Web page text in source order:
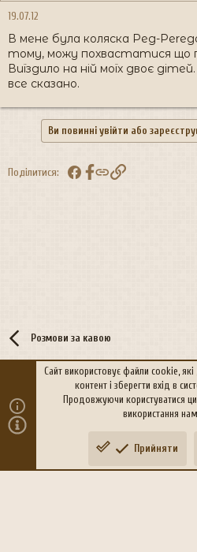
19.07.12
В мене була коляска Peg-
тому, можу похвастатися що
Виїздило на ній моїх двоє
все сказано.
Ви повинні увійти або
Поділитися: FacebookПосилання
Розмови за кавою
Політика
Community platform by XenForo
xen-foro.com.ua
Сайт використовує файли cookie,
контент і зберегти вхід в
Продовжуючи користуватися
використання
Прийняти